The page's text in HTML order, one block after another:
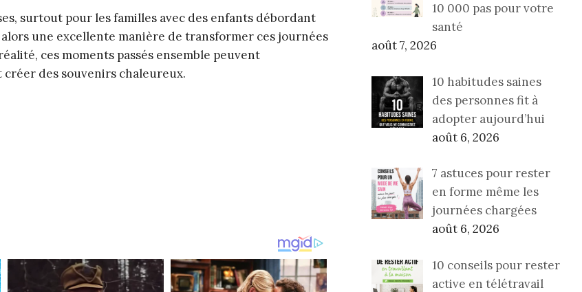
surtout pour les familles avec des enfants débordant
une excellente manière de transformer ces journées
ces moments passés ensemble peuvent
des souvenirs chaleureux.
10 000 pas pour votre
santé
août 7, 2026
10 habitudes saines
des personnes fit à
adopter aujourd’hui
août 6, 2026
7 astuces pour rester
en forme même les
journées chargées
août 6, 2026
10 conseils pour rester
active en télétravail